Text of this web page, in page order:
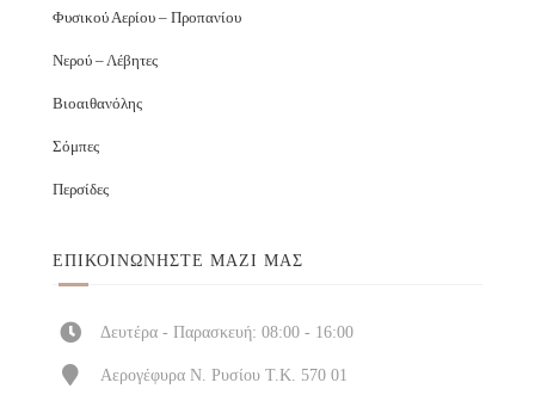
Φυσικού Αερίου – Προπανίου
Νερού – Λέβητες
Βιοαιθανόλης
Σόμπες
Περσίδες
ΕΠΙΚΟΙΝΩΝΉΣΤΕ ΜΑΖΊ ΜΑΣ
Δευτέρα - Παρασκευή: 08:00 - 16:00
Αερογέφυρα Ν. Ρυσίου Τ.Κ. 570 01